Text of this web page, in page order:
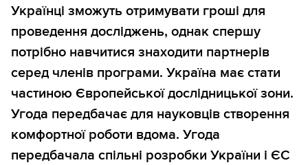
Українці зможуть отримувати гроші для
проведення досліджень, однак спершу
потрібно навчитися знаходити партнерів
серед членів програми. Україна має стати
частиною Європейської дослідницької зони.
Угода передбачає для науковців створення
комфортної роботи вдома. Угода
передбачала спільні розробки України і ЄС